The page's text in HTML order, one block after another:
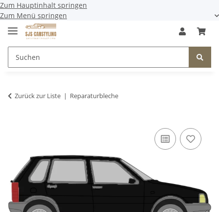
Zum Hauptinhalt springen
Zum Menü springen
Zurück zur Liste Reparaturbleche